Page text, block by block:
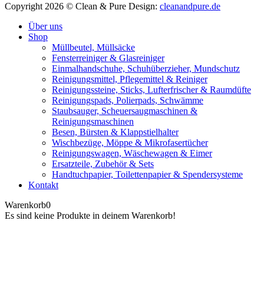
Copyright 2026 © Clean & Pure Design: cleanandpure.de
Über uns
Shop
Müllbeutel, Müllsäcke
Fensterreiniger & Glasreiniger
Einmalhandschuhe, Schuhüberzieher, Mundschutz
Reinigungsmittel, Pflegemittel & Reiniger
Reinigungssteine, Sticks, Lufterfrischer & Raumdüfte
Reinigungspads, Polierpads, Schwämme
Staubsauger, Scheuersaugmaschinen &
Reinigungsmaschinen
Besen, Bürsten & Klappstielhalter
Wischbezüge, Möppe & Mikrofasertücher
Reinigungswagen, Wäschewagen & Eimer
Ersatzteile, Zubehör & Sets
Handtuchpapier, Toilettenpapier & Spendersysteme
Kontakt
Warenkorb0
Es sind keine Produkte in deinem Warenkorb!